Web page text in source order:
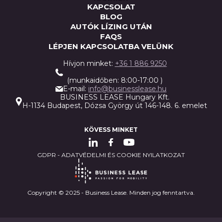
KAPCSOLAT
BLOG
AUTÓK LÍZING UTÁN
FAQS
LÉPJEN KAPCSOLATBA VELÜNK
Hívjon minket: +36 1 886 9250
(munkaidőben: 8:00-17:00 )
E-mail: info@businesslease.hu
BUSINESS LEASE Hungary Kft.
H-1134 Budapest, Dózsa György út 146-148. 6. emelet
KÖVESS MINKET
Copyright © 2025 - Business Lease. Minden jog fenntartva.
GDPR - ADATVÉDELMI ÉS COOKIE NYILATKOZAT